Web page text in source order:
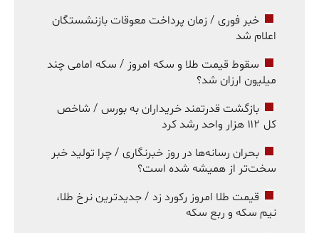
خبر فوری / زمان پرداخت معوقات بازنشستگان
اعلام شد
سقوط قیمت طلا و سکه امروز / سکه امامی چند
میلیون ارزان شد؟
بازگشت قدرتمند خریداران به بورس / شاخص
کل ۱۱۲ هزار واحد رشد کرد
بحران رسانه‌ها در روز خبرنگاری / چرا تولید خبر
سخت‌تر از همیشه شده است؟
قیمت طلا امروز رکورد زد / جدیدترین نرخ طلا،
نیم سکه و ربع سکه